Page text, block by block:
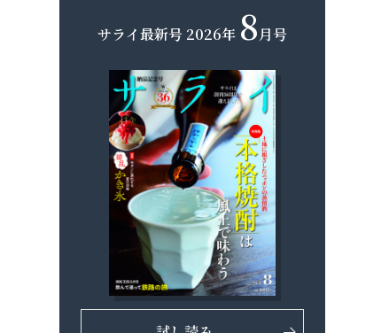
サライ最新号 2026年 8月号